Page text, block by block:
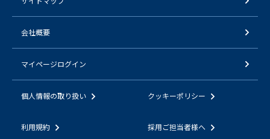
会社概要
マイページログイン
個人情報の取り扱い クッキーポリシー
利用規約 採用ご担当者様へ